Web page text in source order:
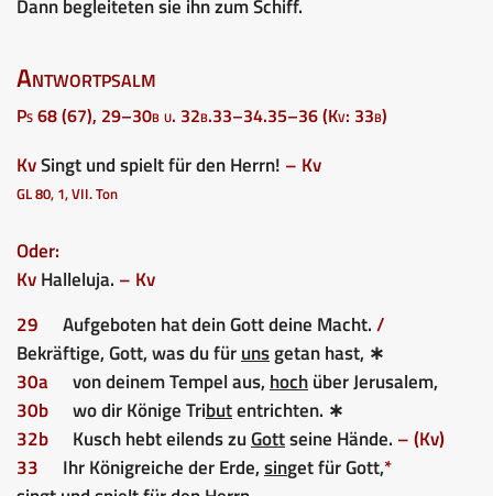
Dann begleiteten sie ihn zum Schiff.
Antwortpsalm
Ps 68 (67), 29–30b u. 32b.33–34.35–36 (Kv: 33b)
KvSingt und spielt für den Herrn! – Kv
GL 80, 1, VII. Ton
Oder:
KvHalleluja. – Kv
29
Aufgeboten hat dein Gott deine Macht./
Bekräftige, Gott, was du fürunsgetan hast, ∗
30a
von deinem Tempel aus, hochüber Jerusalem,
30b
wo dir Könige Tributentrichten. ∗
32b
Kusch hebt eilends zuGottseine Hände. – (Kv)
33
Ihr Königreiche der Erde,singet für Gott,*